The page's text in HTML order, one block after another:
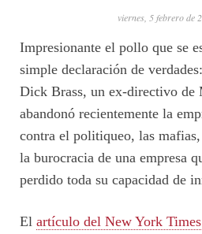
viernes, 5 febrero de
Impresionante el pollo que se
simple declaración de
Dick Brass, un ex-directivo de
abandonó recientemente la
contra el politiqueo, las
la burocracia de una empresa
perdido toda su capacidad de
El artículo del New York Times